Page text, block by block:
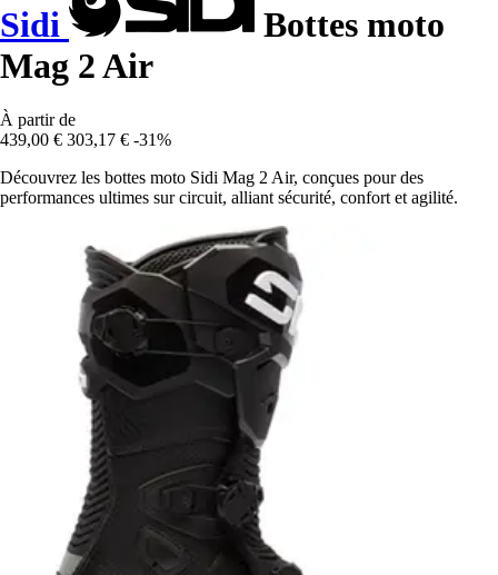
Sidi
Bottes moto
Mag 2 Air
À partir de
439,00 € 303,17 € -31%
Découvrez les bottes moto Sidi Mag 2 Air, conçues pour des
performances ultimes sur circuit, alliant sécurité, confort et agilité.